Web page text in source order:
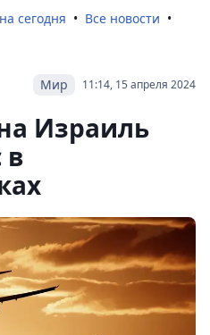
сегодня
Все новости
11:14, 15 апреля 2024
Мир
Израиль
в